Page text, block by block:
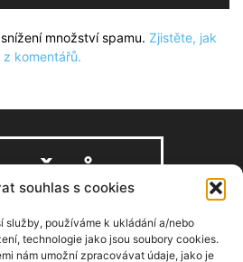
souhlas s cookies
služby, používáme k ukládání a/nebo
technologie jako jsou soubory cookies.
nám umožní zpracovávat údaje, jako je
množství spamu. Zjistěte, jak
komentářů.